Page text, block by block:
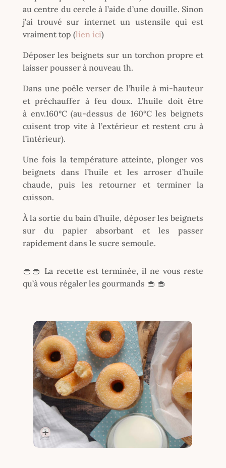
au centre du cercle à l’aide d’une douille. Sinon
j’ai trouvé sur internet un ustensile qui est
vraiment top (lien ici)
Déposer les beignets sur un torchon propre et
laisser pousser à nouveau 1h.
Dans une poêle verser de l’huile à mi-hauteur
et préchauffer à feu doux. L’huile doit être
à env.160°C (au-dessus de 160°C les beignets
cuisent trop vite à l’extérieur et restent cru à
l’intérieur).
Une fois la température atteinte, plonger vos
beignets dans l’huile et les arroser d’huile
chaude, puis les retourner et terminer la
cuisson.
À la sortie du bain d’huile, déposer les beignets
sur du papier absorbant et les passer
rapidement dans le sucre semoule.
🧁🧁 La recette est terminée, il ne vous reste
qu’à vous régaler les gourmands 🧁 🧁